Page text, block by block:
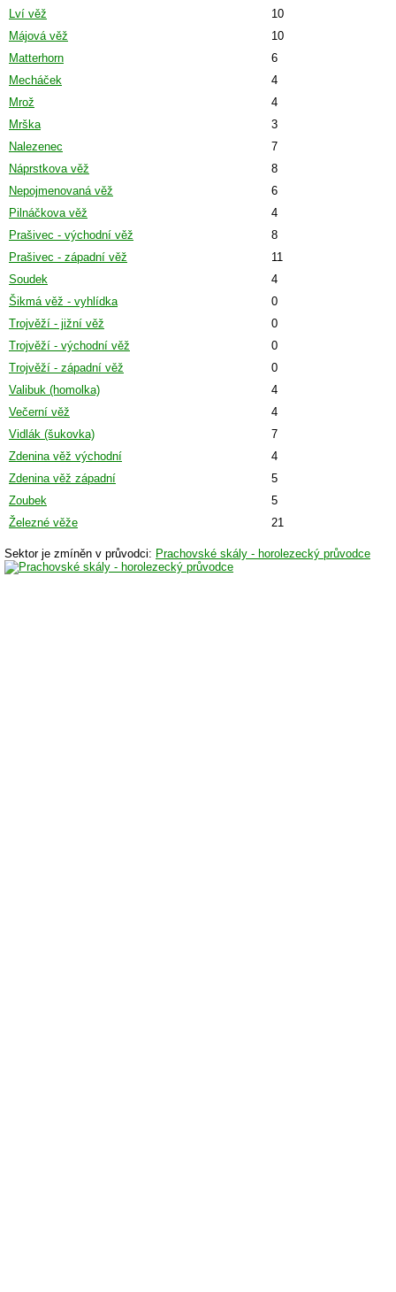
Lví věž
10
Májová věž
10
Matterhorn
6
Mecháček
4
Mrož
4
Mrška
3
Nalezenec
7
Náprstkova věž
8
Nepojmenovaná věž
6
Pilnáčkova věž
4
Prašivec - východní věž
8
Prašivec - západní věž
11
Soudek
4
Šikmá věž - vyhlídka
0
Trojvěží - jižní věž
0
Trojvěží - východní věž
0
Trojvěží - západní věž
0
Valibuk (homolka)
4
Večerní věž
4
Vidlák (šukovka)
7
Zdenina věž východní
4
Zdenina věž západní
5
Zoubek
5
Železné věže
21
Sektor je zmíněn v průvodci: Prachovské skály - horolezecký průvodce